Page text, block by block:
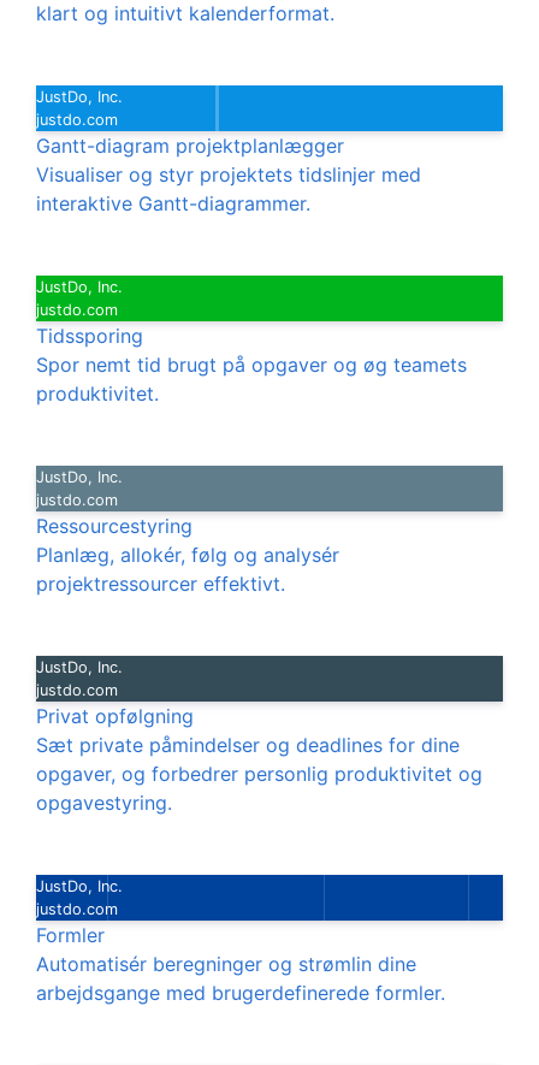
klart og intuitivt kalenderformat.
JustDo, Inc.
justdo.com
Gantt-diagram projektplanlægger
Visualiser og styr projektets tidslinjer med
interaktive Gantt-diagrammer.
JustDo, Inc.
justdo.com
Tidssporing
Spor nemt tid brugt på opgaver og øg teamets
produktivitet.
JustDo, Inc.
justdo.com
Ressourcestyring
Planlæg, allokér, følg og analysér
projektressourcer effektivt.
JustDo, Inc.
justdo.com
Privat opfølgning
Sæt private påmindelser og deadlines for dine
opgaver, og forbedrer personlig produktivitet og
opgavestyring.
JustDo, Inc.
justdo.com
Formler
Automatisér beregninger og strømlin dine
arbejdsgange med brugerdefinerede formler.